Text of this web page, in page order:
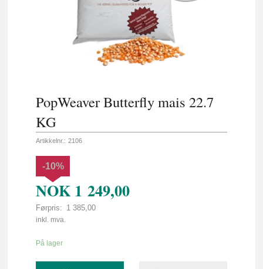
PopWeaver Butterfly mais 22.7
KG
Artikkelnr.: 2106
NOK 1 249,00
Førpris: 1 385,00
Rabatt
-10%
inkl. mva.
På lager